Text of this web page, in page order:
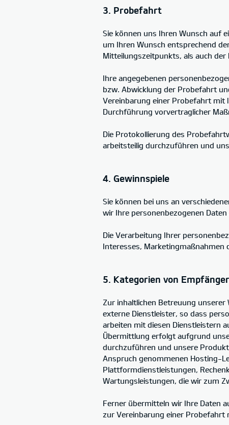
3. Probefahrt
Sie können uns Ihren Wunsch auf
um Ihren Wunsch entsprechend
Mitteilungszeitpunkts, als auch der
Ihre angegebenen
bzw. Abwicklung der Probefahrt
Vereinbarung einer Probefahrt mit
Durchführung vorvertraglicher
Die Protokollierung des
arbeitsteilig durchzuführen und
4. Gewinnspiele
Sie können bei uns an
wir Ihre personenbezogenen
Die Verarbeitung Ihrer
Interesses, Marketingmaßnahmen
5. Kategorien von
Zur inhaltlichen Betreuung
externe Dienstleister, so dass
arbeiten mit diesen Dienstleistern
Übermittlung erfolgt aufgrund
durchzuführen und unsere
Anspruch genommenen Hosting-
Plattformdienstleistungen,
Wartungsleistungen, die wir zum
Ferner übermitteln wir Ihre Daten
zur Vereinbarung einer Probefahrt